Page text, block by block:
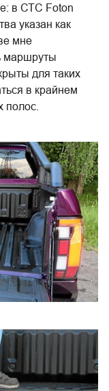
в СТС Foton
указан как
мне
маршруты
для таких
в крайнем
полос.